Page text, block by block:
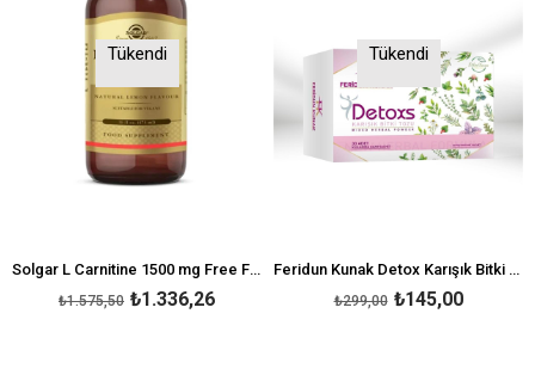
Tükendi
Solgar L Carnitine 1500 mg Free Form 473 ml
₺1.336,26
₺1.575,50
Tükendi
Feridun Kunak Detox Karışık Bitki Tozu 30 Saşe
₺145,00
₺299,00